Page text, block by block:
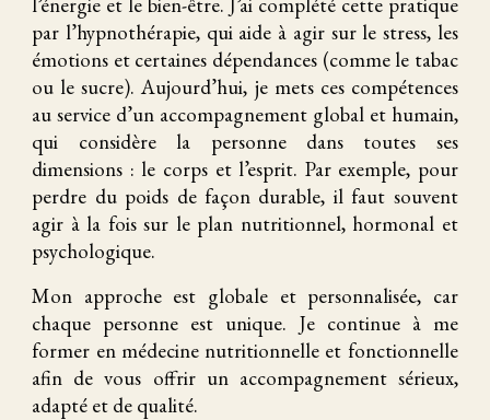
par l’hypnothérapie, qui aide à agir sur le stress, les
émotions et certaines dépendances (comme le tabac
ou le sucre). Aujourd’hui, je mets ces compétences
au service d’un accompagnement global et humain,
qui considère la personne dans toutes ses
dimensions : le corps et l’esprit. Par exemple, pour
perdre du poids de façon durable, il faut souvent
agir à la fois sur le plan nutritionnel, hormonal et
psychologique.
Mon approche est globale et personnalisée, car
chaque personne est unique. Je continue à me
former en médecine nutritionnelle et fonctionnelle
afin de vous offrir un accompagnement sérieux,
adapté et de qualité.